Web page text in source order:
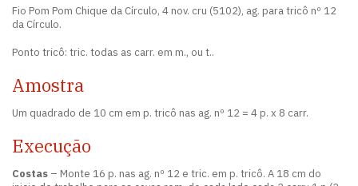
Fio Pom Pom Chique da Círculo, 4 nov. cru (5102), ag. para tricô nº 12
da Círculo.
Ponto tricô: tric. todas as carr. em m., ou t..
Amostra
Um quadrado de 10 cm em p. tricô nas ag. nº 12 = 4 p. x 8 carr.
Execução
Costas – Monte 16 p. nas ag. nº 12 e tric. em p. tricô. A 18 cm do